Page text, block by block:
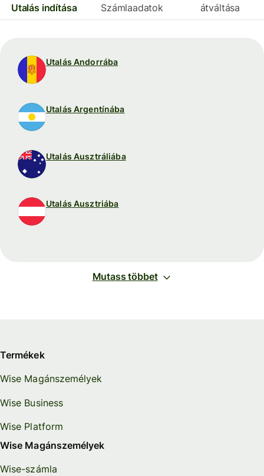
Utalás indítása Számlaadatok
átváltása
Utalás Andorrába
Utalás Argentínába
Utalás Ausztráliába
Utalás Ausztriába
Mutass többet
Termékek
Wise Magánszemélyek
Wise Business
Wise Platform
Wise Magánszemélyek
Wise-számla